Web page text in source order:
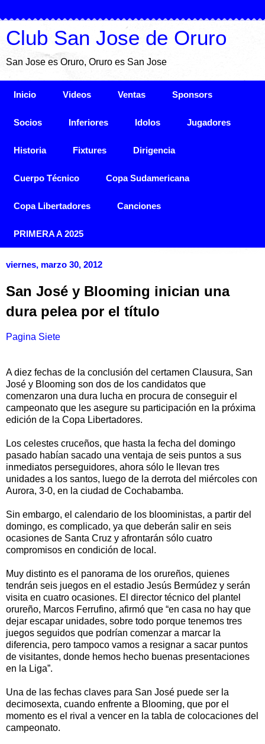
Club San Jose de Oruro
San Jose es Oruro, Oruro es San Jose
Inicio Videos Ventas Sponsors
Socios Inferiores Idolos Jugadores
Historia Fixtures Dirigencia
Cuerpo Técnico Copa Sudamericana
Copa Libertadores Canciones
PRIMERA A 2025
viernes, marzo 30, 2012
San José y Blooming inician una
dura pelea por el título
Pagina Siete
A diez fechas de la conclusión del certamen Clausura, San
José y Blooming son dos de los candidatos que
comenzaron una dura lucha en procura de conseguir el
campeonato que les asegure su participación en la próxima
edición de la Copa Libertadores.
Los celestes cruceños, que hasta la fecha del domingo
pasado habían sacado una ventaja de seis puntos a sus
inmediatos perseguidores, ahora sólo le llevan tres
unidades a los santos, luego de la derrota del miércoles con
Aurora, 3-0, en la ciudad de Cochabamba.
Sin embargo, el calendario de los blooministas, a partir del
domingo, es complicado, ya que deberán salir en seis
ocasiones de Santa Cruz y afrontarán sólo cuatro
compromisos en condición de local.
Muy distinto es el panorama de los orureños, quienes
tendrán seis juegos en el estadio Jesús Bermúdez y serán
visita en cuatro ocasiones. El director técnico del plantel
orureño, Marcos Ferrufino, afirmó que “en casa no hay que
dejar escapar unidades, sobre todo porque tenemos tres
juegos seguidos que podrían comenzar a marcar la
diferencia, pero tampoco vamos a resignar a sacar puntos
de visitantes, donde hemos hecho buenas presentaciones
en la Liga”.
Una de las fechas claves para San José puede ser la
decimosexta, cuando enfrente a Blooming, que por el
momento es el rival a vencer en la tabla de colocaciones del
campeonato.